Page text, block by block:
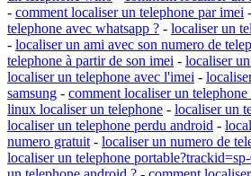
- comment localiser un telephone par imei -
telephone avec whatsapp ? - localiser un
- localiser un ami avec son numero de
telephone à partir de son imei - localiser
localiser un telephone avec l'imei -
samsung - comment localiser un
linux localiser un telephone - localiser un
localiser un telephone perdu android -
numero gratuit - localiser un numero de
localiser un telephone